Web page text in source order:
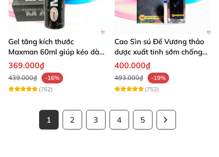
Gel tăng kích thước
Maxman 60ml giúp kéo dài
thời gian quan hệ hiệu quả
369.000₫
439.000₫
-16%
(762)
Cao Sìn sú Đế Vương thảo
dược xuất tinh sớm chống
hiệu quả nhất
400.000₫
493.000₫
-19%
(752)
1 2 3 4 5